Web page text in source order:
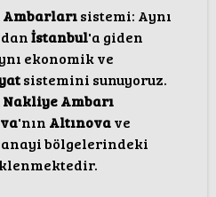
sistemi: Aynı
İstanbul'a giden
ekonomik ve
sistemini sunuyoruz.
Ambarı
'nın Altınovave
bölgelerindeki